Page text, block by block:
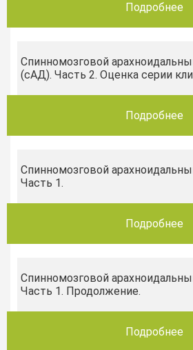
Подробнее
Спинномозговой
(сАД). Часть 2. Оценка серии
Подробнее
Спинномозговой
Часть 1.
Подробнее
Спинномозговой
Часть 1. Продолжение.
Подробнее